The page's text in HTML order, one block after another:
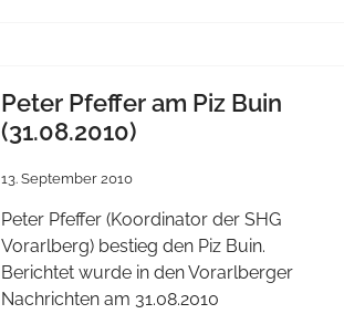
Peter Pfeffer am Piz Buin
(31.08.2010)
13. September 2010
Peter Pfeffer (Koordinator der SHG
Vorarlberg) bestieg den Piz Buin.
Berichtet wurde in denVorarlberger
Nachrichten am 31.08.2010